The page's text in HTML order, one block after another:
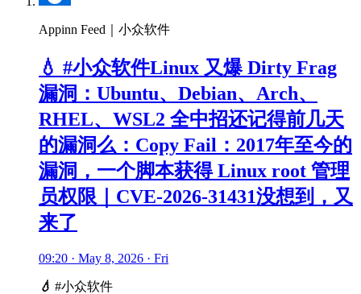
Appinn Feed｜小众软件
💧 #小众软件Linux 又爆 Dirty Frag
漏洞：Ubuntu、Debian、Arch、
RHEL、WSL2 全中招还记得前几天
的漏洞么：Copy Fail：2017年至今的
漏洞，一个脚本获得 Linux root 管理
员权限｜CVE-2026-31431没想到，又
来了
09:20 · May 8, 2026 · Fri
💧 #小众软件